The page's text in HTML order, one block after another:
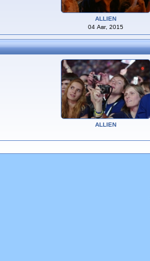
ALLIEN
04 Авг, 2015
ALLIEN